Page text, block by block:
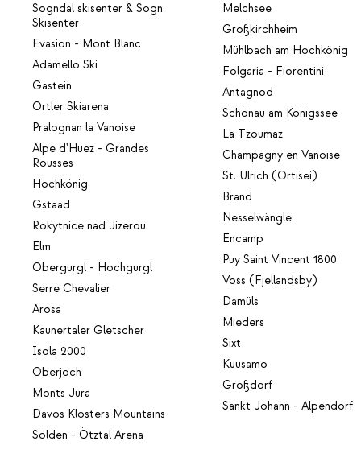
Sogndal skisenter & Sogn
Skisenter
Evasion - Mont Blanc
Adamello Ski
Gastein
Ortler Skiarena
Pralognan la Vanoise
Alpe d'Huez - Grandes
Rousses
Hochkönig
Gstaad
Rokytnice nad Jizerou
Elm
Obergurgl - Hochgurgl
Serre Chevalier
Arosa
Kaunertaler Gletscher
Isola 2000
Oberjoch
Monts Jura
Davos Klosters Mountains
Sölden - Ötztal Arena
Melchsee
Großkirchheim
Mühlbach am Hochkönig
Folgaria - Fiorentini
Antagnod
Schönau am Königssee
La Tzoumaz
Champagny en Vanoise
St. Ulrich (Ortisei)
Brand
Nesselwängle
Encamp
Puy Saint Vincent 1800
Voss (Fjellandsby)
Damüls
Mieders
Sixt
Kuusamo
Großdorf
Sankt Johann - Alpendorf